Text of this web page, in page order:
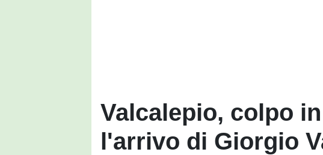
Valcalepio, colpo
l'arrivo di Giorgio